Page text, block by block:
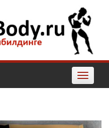
Toggle